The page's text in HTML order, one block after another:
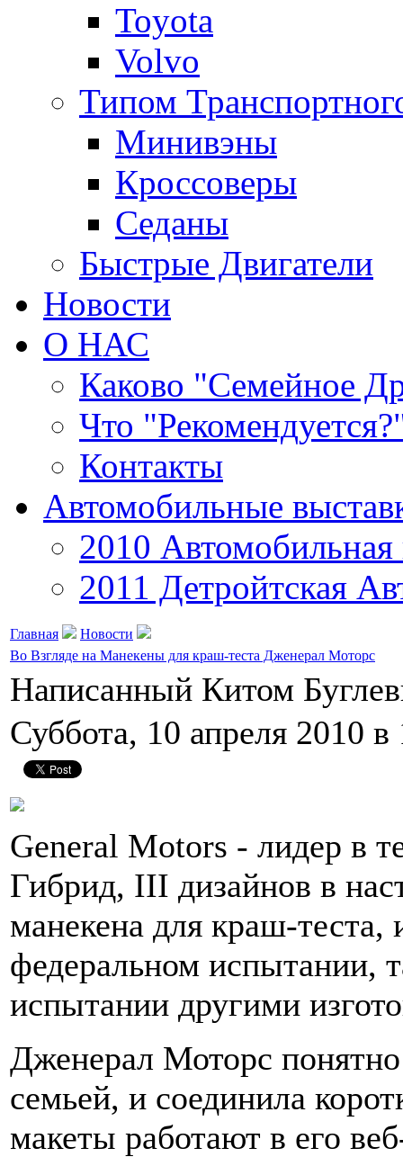
Toyota
Volvo
Типом
Минивэны
Кроссоверы
Седаны
Быстрые Двигатели
Новости
О НАС
Каково "Семейное
Что
Контакты
Автомобильные
2010
2011 Детройтская
Главная
Новости
Во Взгляде на Манекены для краш-теста Дженерал Моторс
Написанный Китом
Суббота, 10 апреля 2010 в
General Motors - лидер в
Гибрид, III дизайнов в
манекена для краш-теста,
федеральном испытании,
испытании другими
Дженерал Моторс
семьей, и соединила
макеты работают в его